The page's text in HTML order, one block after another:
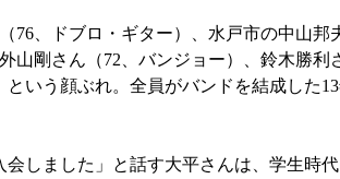
76、ドブロ・ギター）、水戸市の中山邦
山剛さん（72、バンジョー）、鈴木勝利
いう顔ぶれ。全員がバンドを結成した
しました」と話す大平さんは、学生時